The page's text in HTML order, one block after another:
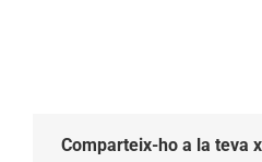
Comparteix-ho a la teva